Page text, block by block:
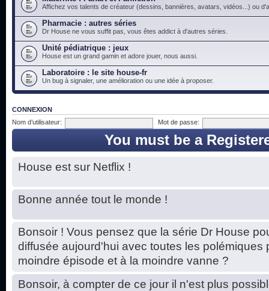
Affichez vos talents de créateur (dessins, bannières, avatars, vidéos...) ou
Pharmacie : autres séries
Dr House ne vous suffit pas, vous êtes addict à d'autres séries.
Unité pédiatrique : jeux
House est un grand gamin et adore jouer, nous aussi.
Laboratoire : le site house-fr
Un bug à signaler, une amélioration ou une idée à proposer.
CONNEXION
Nom d’utilisateur:
Mot de passe:
You must be a
House est sur Netflix !
Bonne année tout le monde !
Bonsoir ! Vous pensez que la série Dr House
diffusée aujourd'hui avec toutes les polémiques
moindre épisode et à la moindre vanne ?
Bonsoir, à compter de ce jour il n'est plus